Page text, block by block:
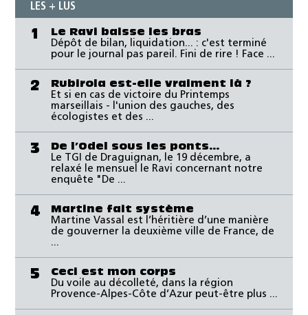
LES + LUS
1
Le Ravi baisse les bras
Dépôt de bilan, liquidation... : c'est terminé
pour le journal pas pareil. Fini de rire ! Face ...
2
Rubirola est-elle vraiment là ?
Et si en cas de victoire du Printemps
marseillais - l'union des gauches, des
écologistes et des ...
3
De l’Odel sous les ponts…
Le TGI de Draguignan, le 19 décembre, a
relaxé le mensuel le Ravi concernant notre
enquête "De ...
4
Martine fait système
Martine Vassal est l’héritière d’une manière
de gouverner la deuxième ville de France, de
...
5
Ceci est mon corps
Du voile au décolleté, dans la région
Provence-Alpes-Côte d’Azur peut-être plus ...